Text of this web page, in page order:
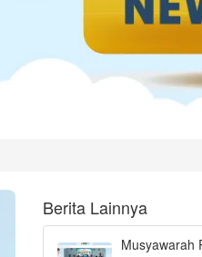
Berita Lainnya
Musyawarah